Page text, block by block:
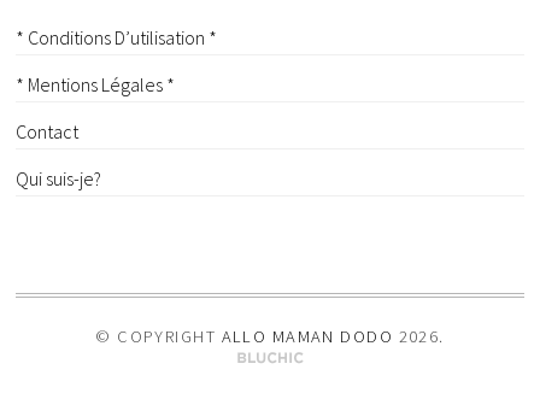
* Conditions D’utilisation *
* Mentions Légales *
Contact
Qui suis-je?
© COPYRIGHT ALLO MAMAN DODO 2026.